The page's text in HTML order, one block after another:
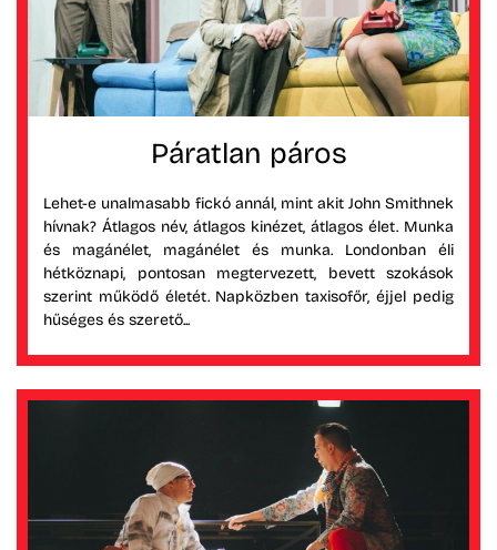
Páratlan páros
Lehet-e unalmasabb fickó annál, mint akit John Smithnek
hívnak? Átlagos név, átlagos kinézet, átlagos élet. Munka
és magánélet, magánélet és munka. Londonban éli
hétköznapi, pontosan megtervezett, bevett szokások
szerint működő életét. Napközben taxisofőr, éjjel pedig
hűséges és szerető...